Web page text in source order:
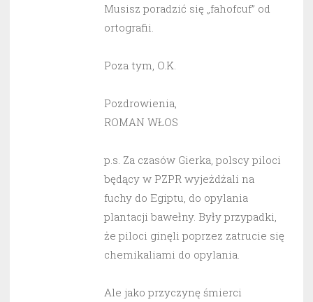
Musisz poradzić się „fahofcuf” od
ortografii.
Poza tym, O.K.
Pozdrowienia,
ROMAN WŁOS
p.s. Za czasów Gierka, polscy piloci
będący w PZPR wyjeżdżali na
fuchy do Egiptu, do opylania
plantacji bawełny. Były przypadki,
że piloci ginęli poprzez zatrucie się
chemikaliami do opylania.
Ale jako przyczynę śmierci